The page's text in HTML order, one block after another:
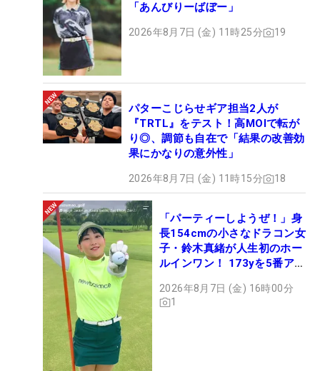
「あんびりーばぼー」
2026年8月7日 (金) 11時25分 19
パターこじらせギア担当2人が
『TRTL』をテスト！高MOIで転が
り◎、調節も自在で「結果の改善効
果にかなりの意外性」
2026年8月7日 (金) 11時15分 18
「パーティーしようぜ！」身
長154cmの小さなドラコン女
子・鈴木真緒が人生初のホー
ルインワン！ 173yを5番アイ
2026年8月7日 (金) 16時00分
1